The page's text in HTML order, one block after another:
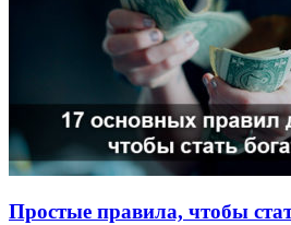
Простые правила, чтобы